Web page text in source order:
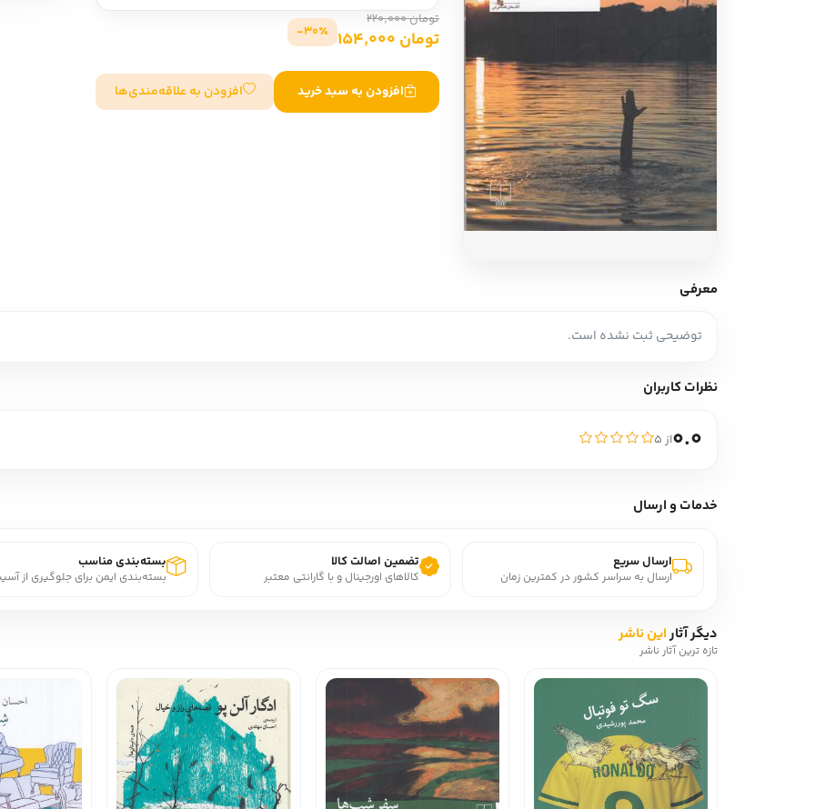
ادبیات آلمان
ادبیات آسیا
سایر کشورهای اروپا
ادبیات
جستار و مقاله
زبان شناسی
سایر کشورهای اروپا
داستان کوتاه
تومان 220,000
تومان 154,000 30٪-
افزودن به سبد خرید افزودن به علاقه‌مندی‌ها
معرفی
توضیحی ثبت نشده است.
نظرات کاربران
0.0از ۵
خدمات و ارسال
ارسال سریع
ارسال به سراسر کشور در کمترین زمان
تضمین اصالت کالا
کالاهای اورجینال و با گارانتی معتبر
بسته‌بندی مناسب
بسته‌بندی ایمن برای جلوگیری از
دیگر آثاراین ناشر
تازه ترین آثار ناشر